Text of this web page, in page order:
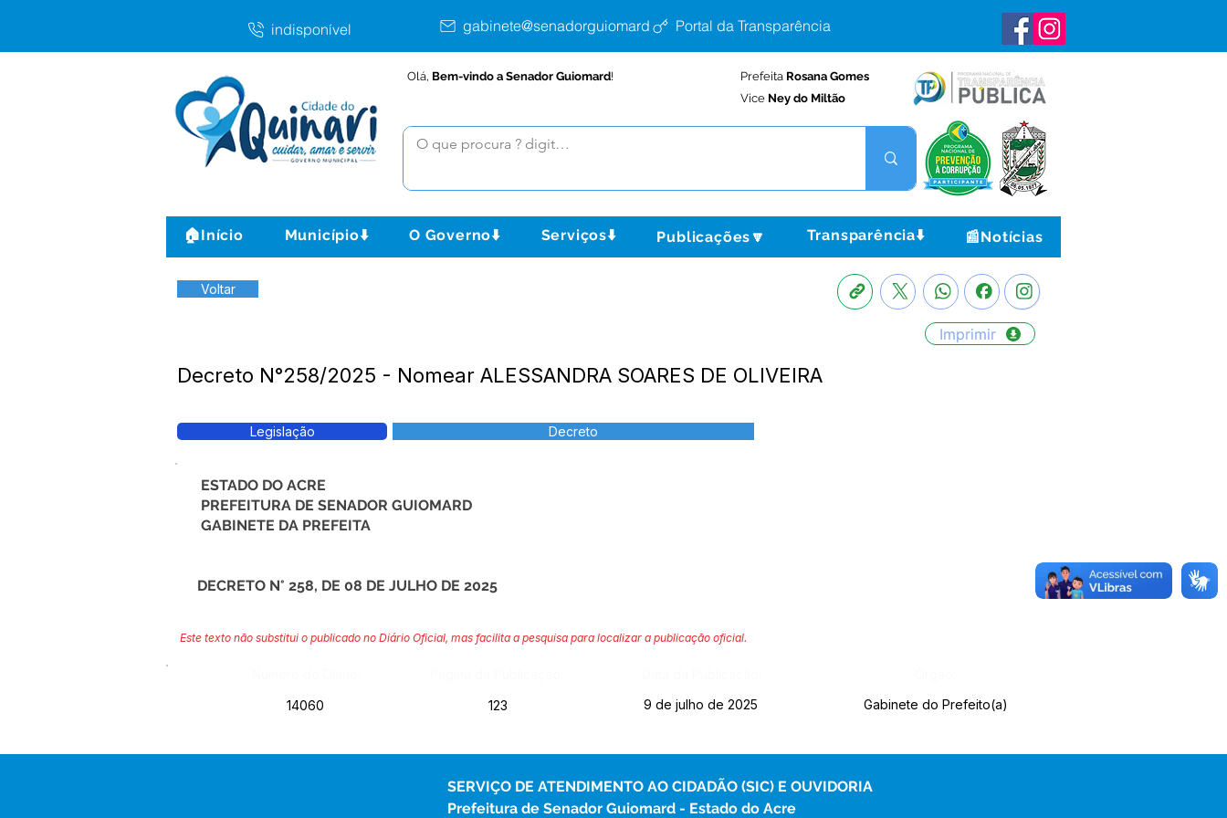
indisponível gabinete@senadorguiomard.ac.gov.brPortal da Transparência
Olá, Bem-vindo a Senador Guiomard! Prefeita Rosana Gomes
Vice Ney do Miltão
🏠Início Município⬇️ O Governo⬇️ Serviços⬇️ Publicações🔽 Transparência⬇️ 📰Notícias
Voltar
Imprimir
Decreto N°258/2025 - Nomear ALESSANDRA SOARES DE OLIVEIRA
Legislação Decreto
ESTADO DO ACRE
PREFEITURA DE SENADOR GUIOMARD
GABINETE DA PREFEITA
DECRETO N° 258, DE 08 DE JULHO DE 2025
Este texto não substitui o publicado no Diário Oficial, mas facilita a pesquisa para localizar a publicação oficial.
14060
123 9 de julho de 2025 Gabinete do Prefeito(a)
SERVIÇO DE ATENDIMENTO AO CIDADÃO (SIC) E OUVIDORIA
Prefeitura de Senador Guiomard - Estado do Acre